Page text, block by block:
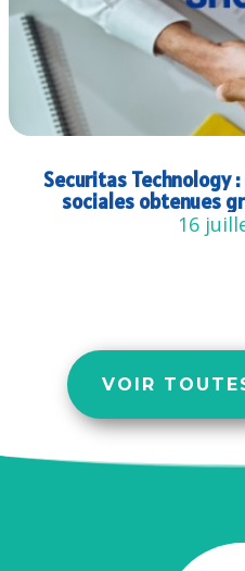
Securitas Technology
sociales obtenues
16
VOIR